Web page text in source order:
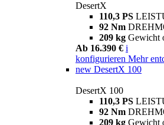
DesertX
110,3 PS
92 Nm
209 kg Gewicht
Ab 16.390 € i
konfigurieren Mehr
new DesertX 100
DesertX 100
110,3 PS
92 Nm
209 kg Gewicht